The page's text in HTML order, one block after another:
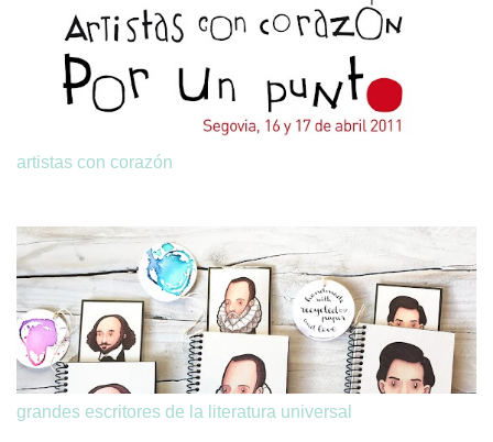
artistas con corazón
grandes escritores de la literatura universal